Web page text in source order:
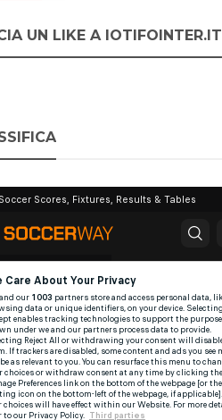
UN LIKE A IOTIFOINTER.IT